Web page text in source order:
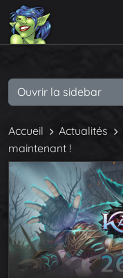
Accueil Actualités
maintenant !
Ouvrir la sidebar